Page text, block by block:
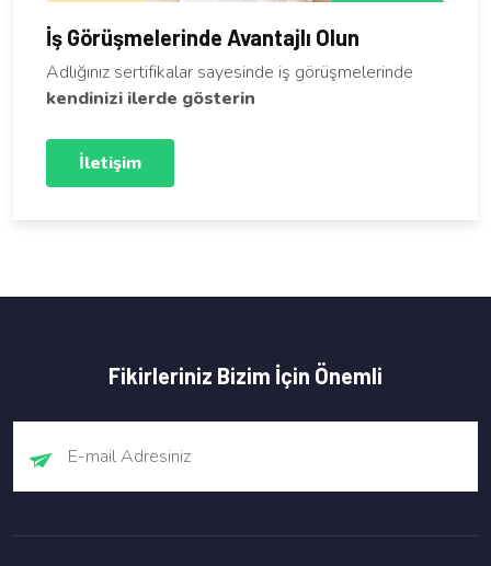
İş Görüşmelerinde Avantajlı Olun
Adlığınız sertifikalar sayesinde iş görüşmelerinde
kendinizi ilerde gösterin
İletişim
Fikirleriniz Bizim İçin Önemli